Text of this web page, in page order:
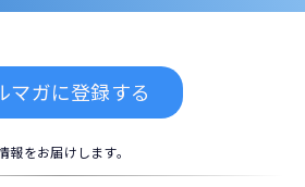
マガに登録する
をお届けします。